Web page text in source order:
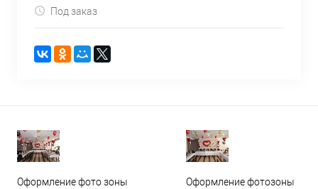
Под заказ
Оформление фото зоны
Оформление фотозоны